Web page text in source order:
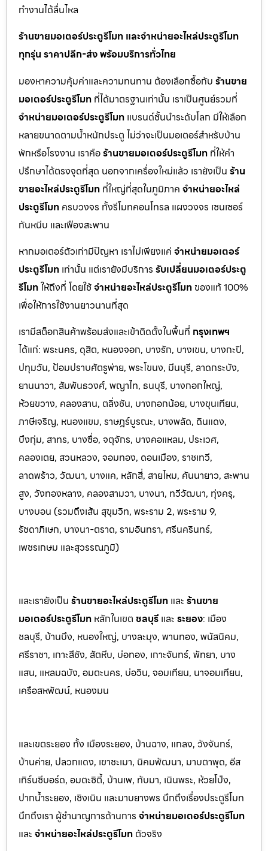
ทำงานได้ลื่นไหล
ร้านขายมอเตอร์ประตูรีโมท และจำหน่ายอะไหล่ประตูรีโมท
ทุกรุ่น ราคาปลีก-ส่ง พร้อมบริการทั่วไทย
มองหาความคุ้มค่าและความทนทาน ต้องเลือกซื้อกับ ร้านขาย
มอเตอร์ประตูรีโมท ที่ได้มาตรฐานเท่านั้น เราเป็นศูนย์รวมที่
จำหน่ายมอเตอร์ประตูรีโมท แบรนด์ชั้นนำระดับโลก มีให้เลือก
หลายขนาดตามน้ำหนักประตู ไม่ว่าจะเป็นมอเตอร์สำหรับบ้าน
พักหรือโรงงาน เราคือร้านขายมอเตอร์ประตูรีโมท ที่ให้คำ
ปรึกษาได้ตรงจุดที่สุด นอกจากเครื่องใหม่แล้ว เรายังเป็น ร้าน
ขายอะไหล่ประตูรีโมท ที่ใหญ่ที่สุดในภูมิภาค จำหน่ายอะไหล่
ประตูรีโมท ครบวงจร ทั้งรีโมทคอนโทรล แผงวงจร เซนเซอร์
กันหนีบ และเฟืองสะพาน
หากมอเตอร์ตัวเก่ามีปัญหา เราไม่เพียงแค่ จำหน่ายมอเตอร์
ประตูรีโมท เท่านั้น แต่เรายังมีบริการ รับเปลี่ยนมอเตอร์ประตู
รีโมทให้ถึงที่ โดยใช้จำหน่ายอะไหล่ประตูรีโมท ของแท้ 100%
เพื่อให้การใช้งานยาวนานที่สุด
เรามีสต็อกสินค้าพร้อมส่งและเข้าติดตั้งในพื้นที่ กรุงเทพฯ
ได้แก่: พระนคร, ดุสิต, หนองจอก, บางรัก, บางเขน, บางกะปิ,
ปทุมวัน, ป้อมปราบศัตรูพ่าย, พระโขนง, มีนบุรี, ลาดกระบัง,
ยานนาวา, สัมพันธวงศ์, พญาไท, ธนบุรี, บางกอกใหญ่,
ห้วยขวาง, คลองสาน, ตลิ่งชัน, บางกอกน้อย, บางขุนเทียน,
ภาษีเจริญ, หนองแขม, ราษฎร์บูรณะ, บางพลัด, ดินแดง,
บึงกุ่ม, สาทร, บางซื่อ, จตุจักร, บางคอแหลม, ประเวศ,
คลองเตย, สวนหลวง, จอมทอง, ดอนเมือง, ราชเทวี,
ลาดพร้าว, วัฒนา, บางแค, หลักสี่, สายไหม, คันนายาว, สะพาน
สูง, วังทองหลาง, คลองสามวา, บางนา, ทวีวัฒนา, ทุ่งครุ,
บางบอน (รวมถึงเส้น สุขุมวิท, พระราม 2, พระราม 9,
รัชดาภิเษก, บางนา-ตราด, รามอินทรา, ศรีนครินทร์,
เพชรเกษม และสุวรรณภูมิ)
และเรายังเป็น ร้านขายอะไหล่ประตูรีโมท และ ร้านขาย
มอเตอร์ประตูรีโมท หลักในเขต ชลบุรี และ ระยอง: เมือง
ชลบุรี, บ้านบึง, หนองใหญ่, บางละมุง, พานทอง, พนัสนิคม,
ศรีราชา, เกาะสีชัง, สัตหีบ, บ่อทอง, เกาะจันทร์, พัทยา, บาง
แสน, แหลมฉบัง, อมตะนคร, บ่อวิน, จอมเทียน, นาจอมเทียน,
เครือสหพัฒน์, หนองมน
และเขตระยอง ทั้ง เมืองระยอง, บ้านฉาง, แกลง, วังจันทร์,
บ้านค่าย, ปลวกแดง, เขาชะเมา, นิคมพัฒนา, มาบตาพุด, อีส
เทิร์นซีบอร์ด, อมตะซิตี้, บ้านเพ, ทับมา, เนินพระ, ห้วยโป่ง,
ปากน้ำระยอง, เชิงเนิน และมาบยางพร นึกถึงเรื่องประตูรีโมท
นึกถึงเรา ผู้ชำนาญการด้านการ จำหน่ายมอเตอร์ประตูรีโมท
และ จำหน่ายอะไหล่ประตูรีโมท ตัวจริง